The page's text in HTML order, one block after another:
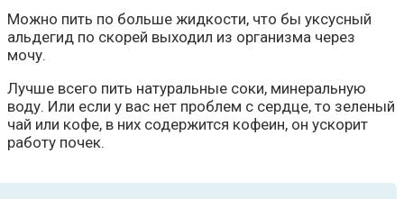
Можно пить по больше жидкости, что бы уксусный
альдегид по скорей выходил из организма через
мочу.
Лучше всего пить натуральные соки, минеральную
воду. Или если у вас нет проблем с сердце, то зеленый
чай или кофе, в них содержится кофеин, он ускорит
работу почек.